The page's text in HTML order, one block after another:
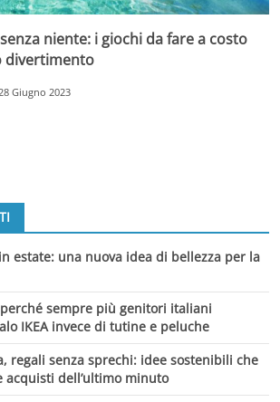
niente: i giochi da fare a costo
divertimento
28 Giugno 2023
estate: una nuova idea di bellezza per la
sempre più genitori italiani
IKEA invece di tutine e peluche
regali senza sprechi: idee sostenibili che
acquisti dell’ultimo minuto